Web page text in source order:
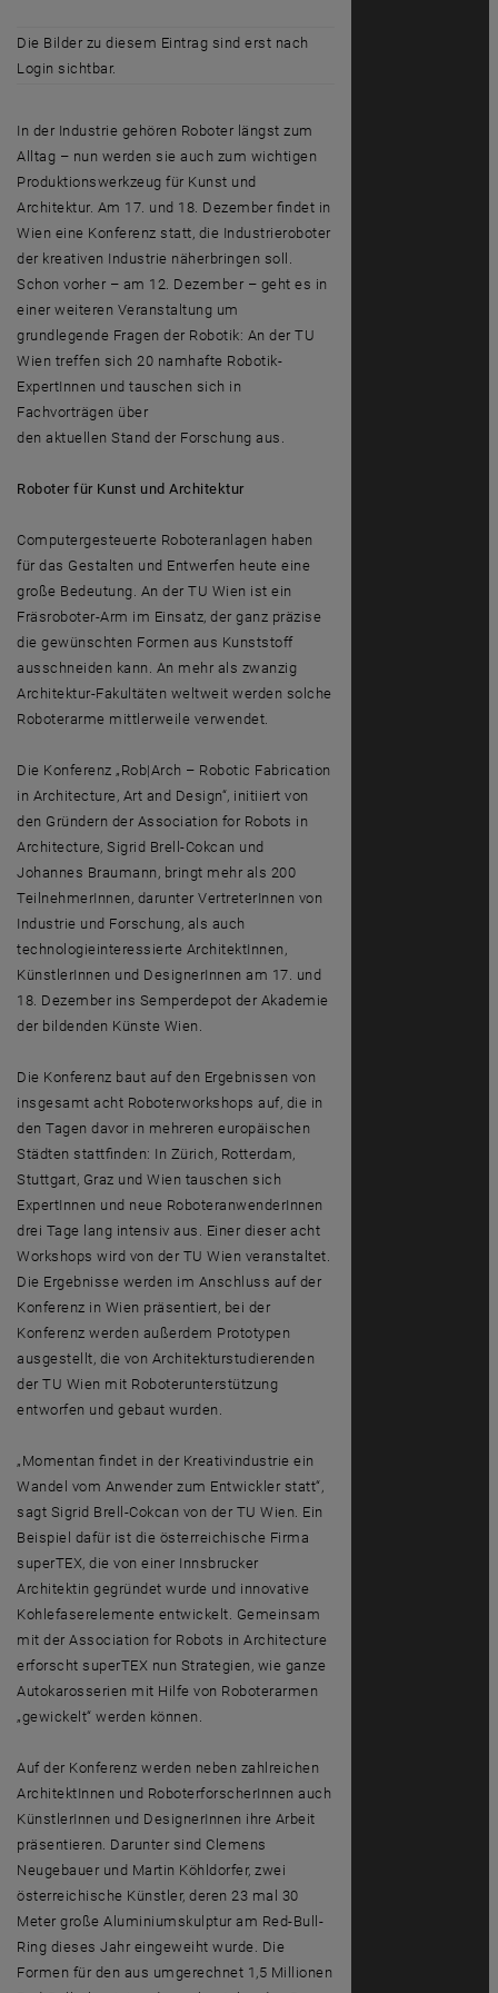
Die Bilder zu diesem Eintrag sind erst nach
Login sichtbar.
In der Industrie gehören Roboter längst zum
Alltag – nun werden sie auch zum wichtigen
Produktionswerkzeug für Kunst und
Architektur. Am 17. und 18. Dezember findet in
Wien eine Konferenz statt, die Industrieroboter
der kreativen Industrie näherbringen soll.
Schon vorher – am 12. Dezember – geht es in
einer weiteren Veranstaltung um
grundlegende Fragen der Robotik: An der TU
Wien treffen sich 20 namhafte Robotik-
ExpertInnen und tauschen sich in
Fachvorträgen über
den aktuellen Stand der Forschung aus.
Roboter für Kunst und Architektur
Computergesteuerte Roboteranlagen haben
für das Gestalten und Entwerfen heute eine
große Bedeutung. An der TU Wien ist ein
Fräsroboter-Arm im Einsatz, der ganz präzise
die gewünschten Formen aus Kunststoff
ausschneiden kann. An mehr als zwanzig
Architektur-Fakultäten weltweit werden solche
Roboterarme mittlerweile verwendet.
Die Konferenz „Rob|Arch – Robotic Fabrication
in Architecture, Art and Design“, initiiert von
den Gründern der Association for Robots in
Architecture, Sigrid Brell-Cokcan und
Johannes Braumann, bringt mehr als 200
TeilnehmerInnen, darunter VertreterInnen von
Industrie und Forschung, als auch
technologieinteressierte ArchitektInnen,
KünstlerInnen und DesignerInnen am 17. und
18. Dezember ins Semperdepot der Akademie
der bildenden Künste Wien.
Die Konferenz baut auf den Ergebnissen von
insgesamt acht Roboterworkshops auf, die in
den Tagen davor in mehreren europäischen
Städten stattfinden: In Zürich, Rotterdam,
Stuttgart, Graz und Wien tauschen sich
ExpertInnen und neue RoboteranwenderInnen
drei Tage lang intensiv aus. Einer dieser acht
Workshops wird von der TU Wien veranstaltet.
Die Ergebnisse werden im Anschluss auf der
Konferenz in Wien präsentiert, bei der
Konferenz werden außerdem Prototypen
ausgestellt, die von Architekturstudierenden
der TU Wien mit Roboterunterstützung
entworfen und gebaut wurden.
„Momentan findet in der Kreativindustrie ein
Wandel vom Anwender zum Entwickler statt“,
sagt Sigrid Brell-Cokcan von der TU Wien. Ein
Beispiel dafür ist die österreichische Firma
superTEX, die von einer Innsbrucker
Architektin gegründet wurde und innovative
Kohlefaserelemente entwickelt. Gemeinsam
mit der Association for Robots in Architecture
erforscht superTEX nun Strategien, wie ganze
Autokarosserien mit Hilfe von Roboterarmen
„gewickelt“ werden können.
Auf der Konferenz werden neben zahlreichen
ArchitektInnen und RoboterforscherInnen auch
KünstlerInnen und DesignerInnen ihre Arbeit
präsentieren. Darunter sind Clemens
Neugebauer und Martin Köhldorfer, zwei
österreichische Künstler, deren 23 mal 30
Meter große Aluminiumskulptur am Red-Bull-
Ring dieses Jahr eingeweiht wurde. Die
Formen für den aus umgerechnet 1,5 Millionen